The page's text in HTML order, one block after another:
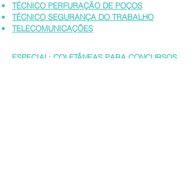
TÉCNICO PERFURAÇÃO DE POÇOS
TÉCNICO SEGURANÇA DO TRABALHO
TELECOMUNICAÇÕES
ESPECIAL: COLETÂNEAS PARA CONCURSOS